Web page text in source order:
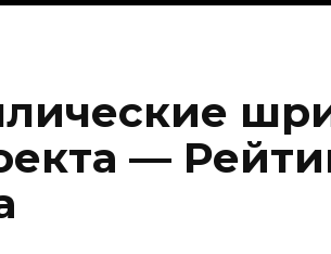
—